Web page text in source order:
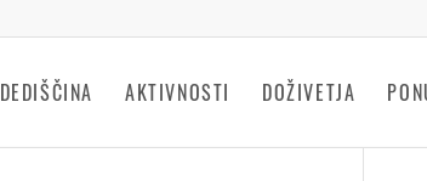
DEDIŠČINA AKTIVNOSTI DOŽIVETJA